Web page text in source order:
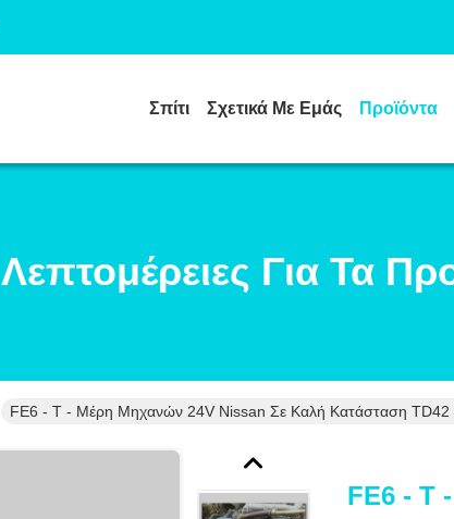
Σπίτι Σχετικά Με Εμάς Προϊόντα
Λεπτομέρειες Για Τα
FE6 - Τ - Μέρη Μηχανών 24V Nissan Σε Καλή Κατάσταση TD42
FE6 - Τ